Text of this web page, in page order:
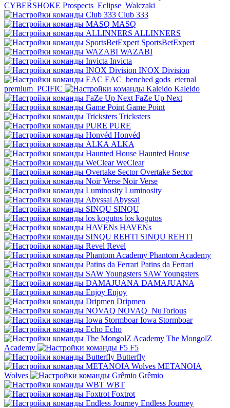
CYBERSHOKE Prospects Eclipse Walczaki
Club 333
MASQ
ALLINNERS
SportsBetExpert
WAZABI
Invicta
INOX Division
EAC benched gods eternal
premium PCIFIC
Kaleido
FaZe Up Next
Game Point
Tricksters
PURE
Honvéd
ALKA
Haunted House
WeClear
Overtake Sector
Noir Verse
Luminosity
Abyssal
SINQU
los kogutos
HAVENs
SINQU REHTI
Revel
Phantom Academy
Patins da Ferrari
SAW Youngsters
DAMAJUANA
Enjoy
Dripmen
NOVAQ NuTorious
Iowa Stormboar
Echo
The MongolZ
Academy
F5
Butterfly
METANOIA
Wolves
Grêmio
WBT
Foxtrot
Endless Journey